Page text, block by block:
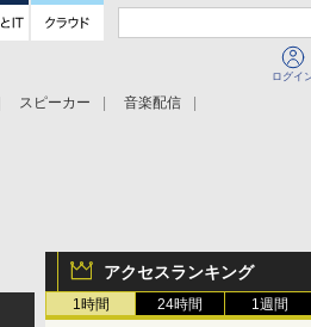
ログイ
スピーカー
音楽配信
アクセスランキング
1時間 24時間 1週間